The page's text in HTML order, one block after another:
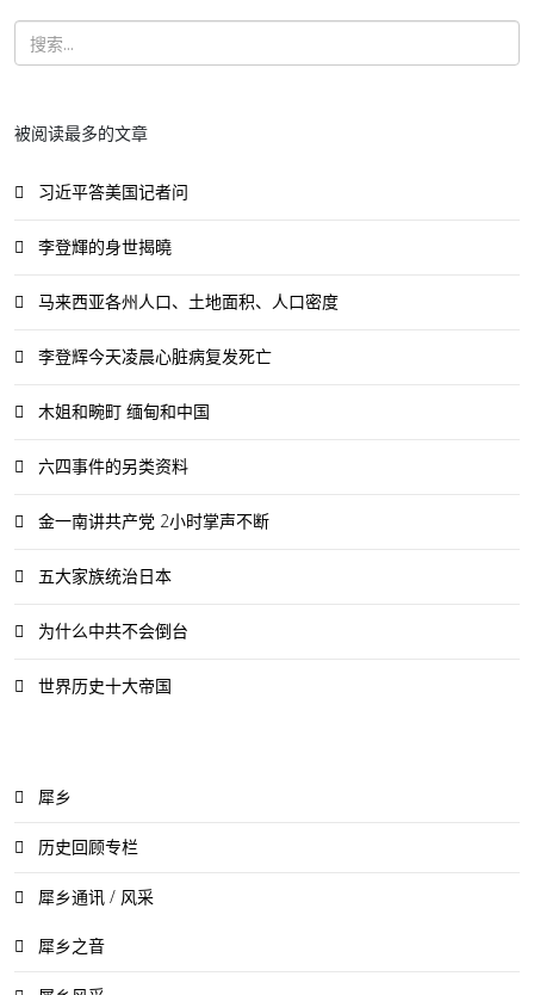
被阅读最多的文章
习近平答美国记者问
李登輝的身世揭曉
马来西亚各州人口、土地面积、人口密度
李登辉今天凌晨心脏病复发死亡
木姐和畹町 缅甸和中国
六四事件的另类资料
金一南讲共产党 2小时掌声不断
五大家族统治日本
为什么中共不会倒台
世界历史十大帝国
犀乡
历史回顾专栏
犀乡通讯 / 风采
犀乡之音